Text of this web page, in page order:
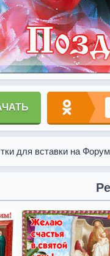
для вставки на